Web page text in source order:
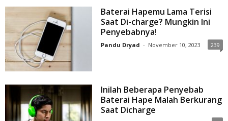
Baterai Hapemu Lama Terisi
Saat Di-charge? Mungkin Ini
Penyebabnya!
Pandu Dryad - November 10, 2023 239
Inilah Beberapa Penyebab
Baterai Hape Malah Berkurang
Saat Dicharge